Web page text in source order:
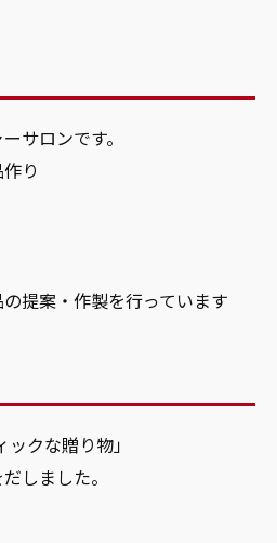
サロンです。
り
提案・作製を行っています
クな贈り物」
しました。